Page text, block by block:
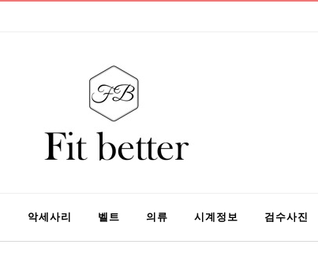
악세사리 벨트 의류 시계정보 검수사진